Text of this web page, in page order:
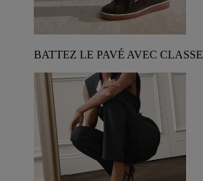
BATTEZ LE PAVÉ AVEC CLASSE